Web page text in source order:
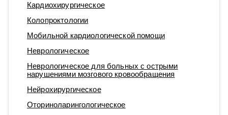
Кардиохирургическое
Колопроктологии
Мобильной кардиологической помощи
Неврологическое
Неврологическое для больных с острыми
нарушениями мозгового кровообращения
Нейрохирургическое
Оториноларингологическое